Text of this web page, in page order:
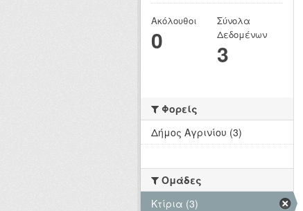
Ακόλουθοι
0
Σύνολα
Δεδομένων
3
Φορείς
Δήμος Αγρινίου (3)
Ομάδες
Κτίρια (3)